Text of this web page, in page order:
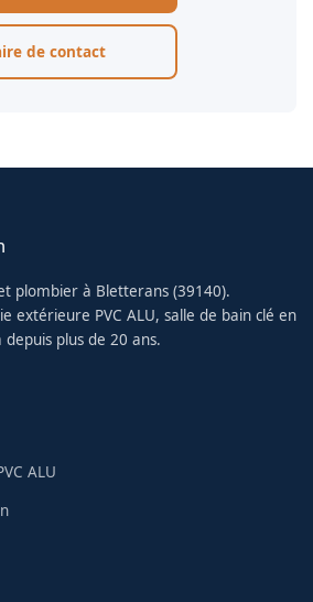
de contact
plombier à Bletterans (39140).
extérieure PVC ALU, salle de bain clé en
plus de 20 ans.
ALU